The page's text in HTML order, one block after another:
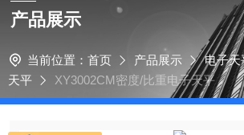
产品展示
当前位置： 首页 产品展示 电子天
天平
XY3002CM密度/比重电子天平